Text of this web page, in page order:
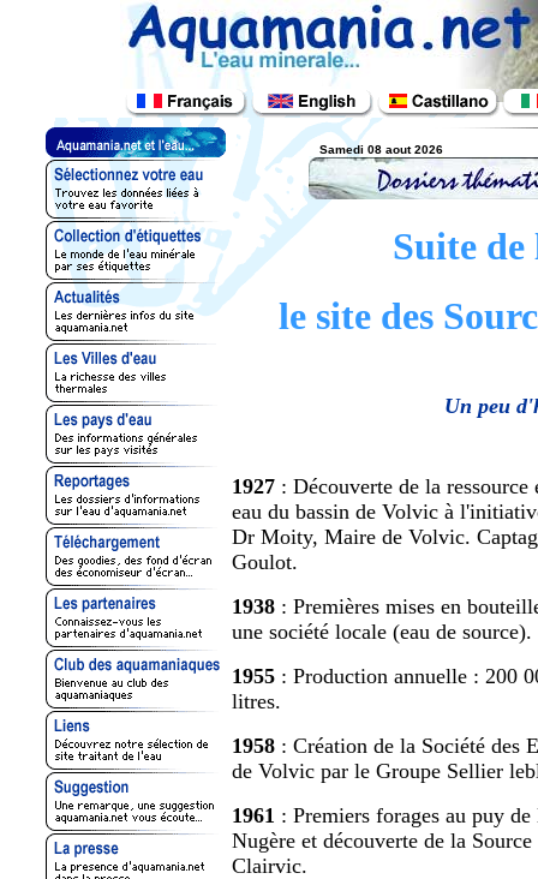
Samedi 08 aout 2026
Suite
le site des
Un peu
1927: Découverte de la ressource
eau du bassin de Volvic à
Dr Moity, Maire de Volvic.
Goulot.
1938: Premières mises en
une société locale (eau de source).
1955: Production annuelle : 200
litres.
1958: Création de la Société des
de Volvic par le Groupe Sellier
1961 : Premiers forages au puy de
Nugère et découverte de la Source
Clairvic.